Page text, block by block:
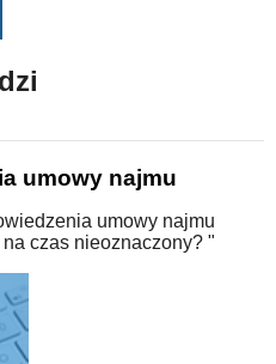
umowy najmu
umowy najmu
czas nieoznaczony? "